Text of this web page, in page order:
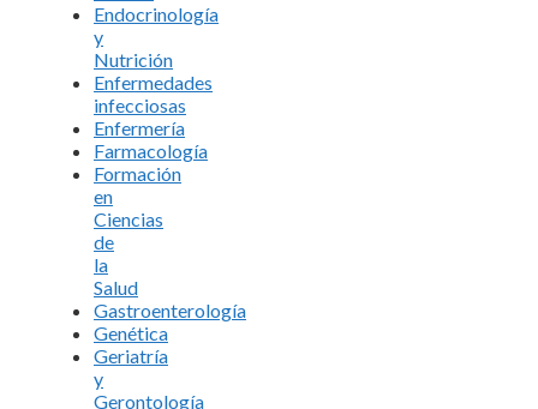
Endocrinología
y
Nutrición
Enfermedades
infecciosas
Enfermería
Farmacología
Formación
en
Ciencias
de
la
Salud
Gastroenterología
Genética
Geriatría
y
Gerontología